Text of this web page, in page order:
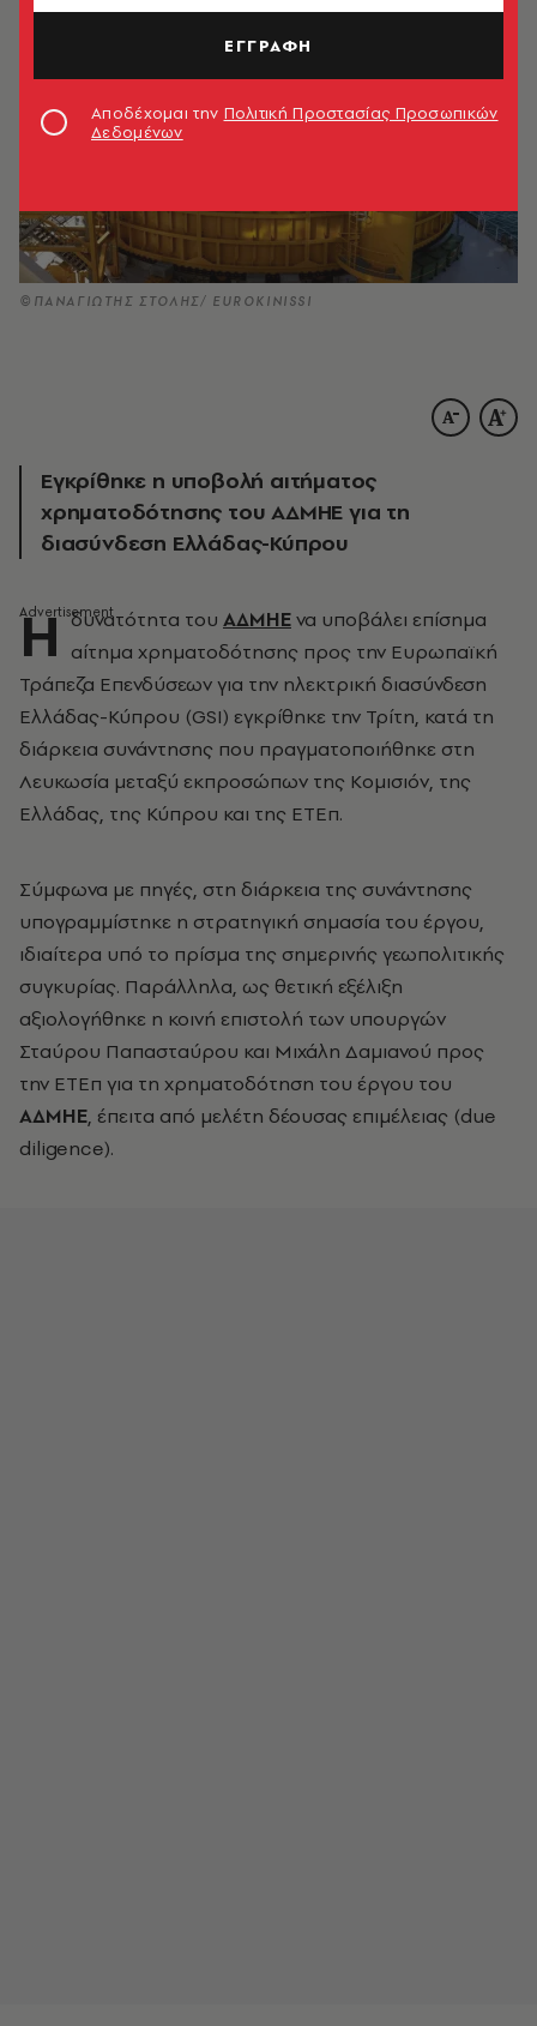
©ΠΑΝΑΓΙΩΤΗΣ ΣΤΟΛΗΣ/ EUROKINISSI
Εγκρίθηκε η υποβολή αιτήματος
χρηματοδότησης του ΑΔΜΗΕ για τη
διασύνδεση Ελλάδας-Κύπρου
Η δυνατότητα του ΑΔΜΗΕνα υποβάλει επίσημα
αίτημα χρηματοδότησης προς την Ευρωπαϊκή
Τράπεζα Επενδύσεων για την ηλεκτρική διασύνδεση
Ελλάδας-Κύπρου (GSI) εγκρίθηκε την Τρίτη, κατά τη
διάρκεια συνάντησης που πραγματοποιήθηκε στη
Λευκωσία μεταξύ εκπροσώπων της Κομισιόν, της
Ελλάδας, της Κύπρου και της ΕΤΕπ.
Σύμφωνα με πηγές, στη διάρκεια της συνάντησης
υπογραμμίστηκε η στρατηγική σημασία του έργου,
ιδιαίτερα υπό το πρίσμα της σημερινής γεωπολιτικής
συγκυρίας. Παράλληλα, ως θετική εξέλιξη
αξιολογήθηκε η κοινή επιστολή των υπουργών
Σταύρου Παπασταύρου και Μιχάλη Δαμιανού προς
την ΕΤΕπ για τη χρηματοδότηση του έργου του
ΑΔΜΗΕ, έπειτα από μελέτη δέουσας επιμέλειας (due
diligence).
ΕΓΓΡΑΦΗ
Αποδέχομαι την Πολιτική Προστασίας Προσωπικών
Δεδομένων